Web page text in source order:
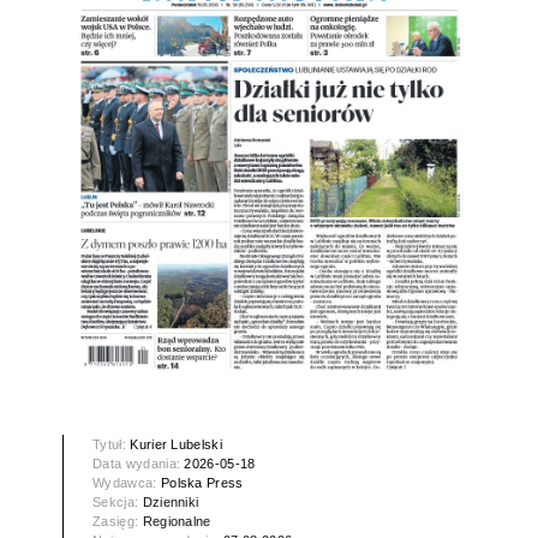
Tytuł: Kurier Lubelski
Data wydania:2026-05-18
Wydawca: Polska Press
Sekcja: Dzienniki
Zasięg: Regionalne